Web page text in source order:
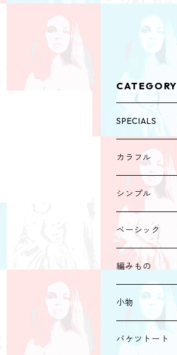
CATEGORY
SPECIALS
カラフル
シンプル
ベーシック
編みもの
小物
バケツトート